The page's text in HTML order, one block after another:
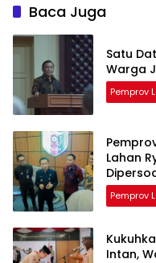
Baca Juga
Satu
Warga
Pemprov
Lahan
Pemprov
Intan,